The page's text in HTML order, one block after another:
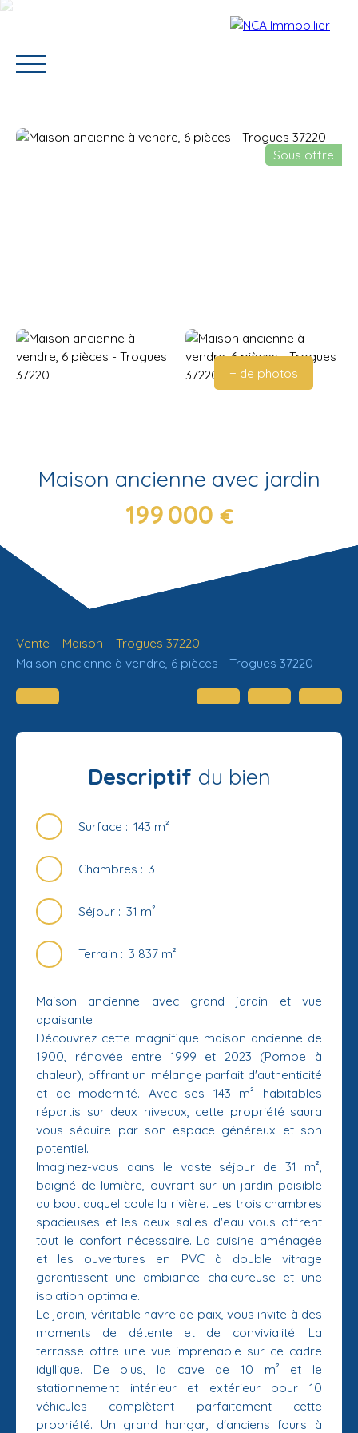
Estimation
Sous offre
+ de photos
Maison ancienne avec jardin
199 000€
Vente Maison
Trogues 37220
Maison ancienne à vendre, 6 pièces - Trogues 37220
Descriptif du bien
Surface : 143 m²
Chambres : 3
Séjour : 31 m²
Terrain : 3 837 m²
Maison ancienne avec grand jardin et vue
apaisante
Découvrez cette magnifique maison ancienne de
1900, rénovée entre 1999 et 2023 (Pompe à
chaleur), offrant un mélange parfait d'authenticité
et de modernité. Avec ses 143 m² habitables
répartis sur deux niveaux, cette propriété saura
vous séduire par son espace généreux et son
potentiel.
Imaginez-vous dans le vaste séjour de 31 m²,
baigné de lumière, ouvrant sur un jardin paisible
au bout duquel coule la rivière. Les trois chambres
spacieuses et les deux salles d'eau vous offrent
tout le confort nécessaire. La cuisine aménagée
et les ouvertures en PVC à double vitrage
garantissent une ambiance chaleureuse et une
isolation optimale.
Le jardin, véritable havre de paix, vous invite à des
moments de détente et de convivialité. La
terrasse offre une vue imprenable sur ce cadre
idyllique. De plus, la cave de 10 m² et le
stationnement intérieur et extérieur pour 10
véhicules complètent parfaitement cette
propriété. Un grand hangar, d'anciens fours à